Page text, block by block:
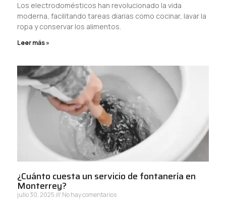
Los electrodomésticos han revolucionado la vida
moderna, facilitando tareas diarias como cocinar, lavar la
ropa y conservar los alimentos.
Leer más »
¿Cuánto cuesta un servicio de fontanería en
Monterrey?
julio 30, 2025 No hay comentarios